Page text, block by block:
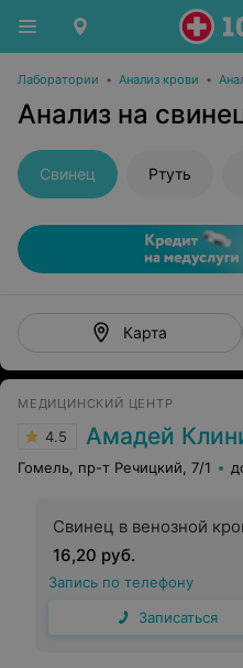
Лаборатории • Анализ крови •
Анализ на
Свинец Ртуть
Карта
МЕДИЦИНСКИЙ ЦЕНТР
4.5 Амадей
Гомель, пр-т Речицкий, 7/1
Свинец в венозной
16,20 руб.
Запись по телефону
Записаться